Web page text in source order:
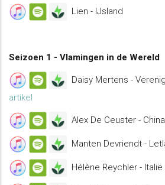
Lien - IJsland
Seizoen 1 - Vlamingen in de Wereld
Daisy Mertens -
artikel
Alex De Ceuster -
Manten Devriendt -
Hélène Reychler - Italië